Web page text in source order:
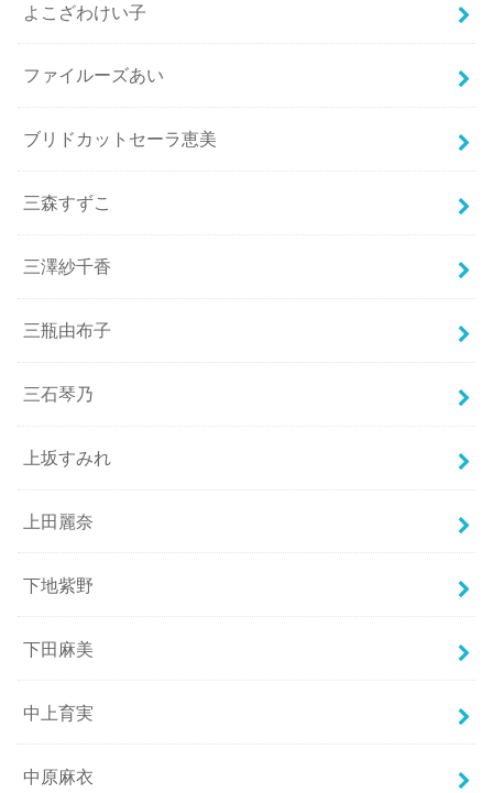
よこざわけい子
ファイルーズあい
ブリドカットセーラ恵美
三森すずこ
三澤紗千香
三瓶由布子
三石琴乃
上坂すみれ
上田麗奈
下地紫野
下田麻美
中上育実
中原麻衣